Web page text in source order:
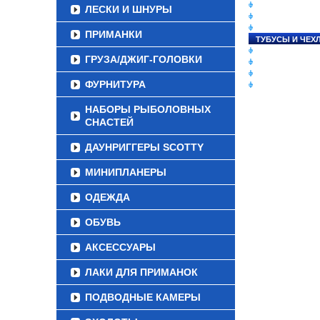
ЛЕСКИ И ШНУРЫ
ПРИМАНКИ
ГРУЗА/ДЖИГ-ГОЛОВКИ
ФУРНИТУРА
НАБОРЫ РЫБОЛОВНЫХ
СНАСТЕЙ
ДАУНРИГГЕРЫ SCOTTY
МИНИПЛАНЕРЫ
ОДЕЖДА
ОБУВЬ
АКСЕССУАРЫ
ЛАКИ ДЛЯ ПРИМАНОК
ПОДВОДНЫЕ КАМЕРЫ
ТУБУСЫ И